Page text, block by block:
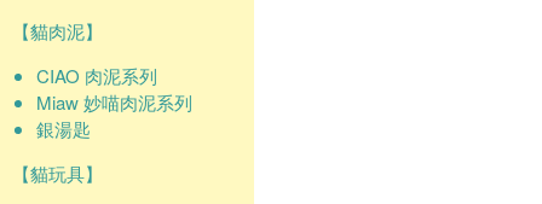
【貓肉泥】
CIAO 肉泥系列
Miaw 妙喵肉泥系列
銀湯匙
【貓玩具】